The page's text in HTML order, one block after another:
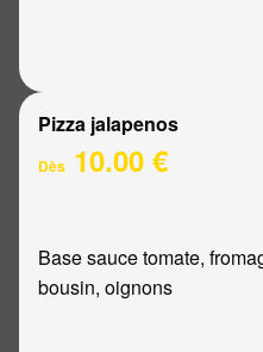
Pizza jalapenos
Dès 10.00 €
Base sauce tomate,
bousin, oignons